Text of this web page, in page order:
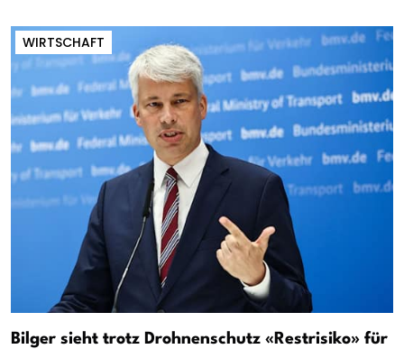
WIRTSCHAFT
Bilger sieht trotz Drohnenschutz «Restrisiko» für